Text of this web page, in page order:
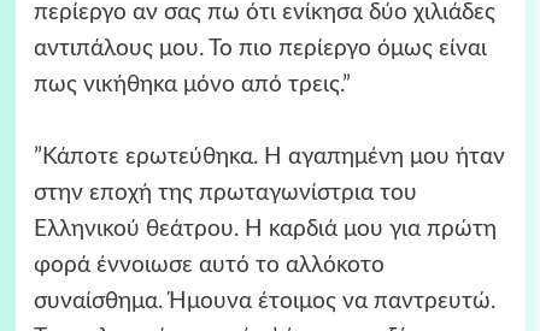
περίεργο αν σας πω ότι ενίκησα δύο χιλιάδες
αντιπάλους μου. Το πιο περίεργο όμως είναι
πως νικήθηκα μόνο από τρεις.”
”Κάποτε ερωτεύθηκα. Η αγαπημένη μου ήταν
στην εποχή της πρωταγωνίστρια του
Ελληνικού θεάτρου. Η καρδιά μου για πρώτη
φορά έννοιωσε αυτό το αλλόκοτο
συναίσθημα. Ήμουνα έτοιμος να παντρευτώ.